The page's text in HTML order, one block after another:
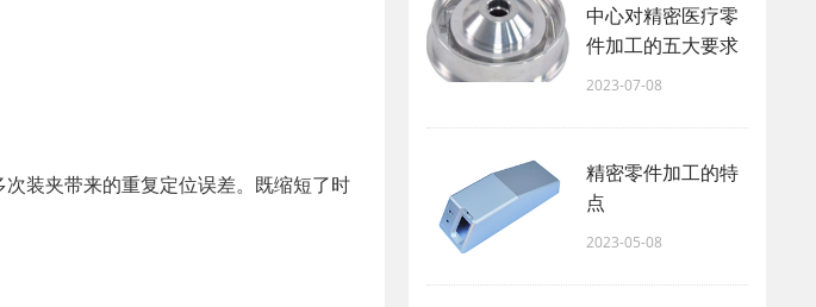
装夹带来的重复定位误差。既缩短了时
中心对精密医疗零
件加工的五大要求
2023-07-08
精密零件加工的特
点
2023-05-08